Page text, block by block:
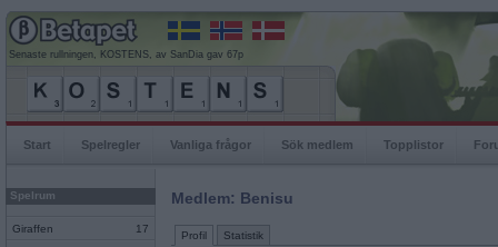
Senaste rullningen, KOSTENS, av SanDia gav 67p
Start Spelregler Vanliga frågor Sök medlem Topplistor
Spelrum
Giraffen 17
Medlem: Benisu
Profil Statistik